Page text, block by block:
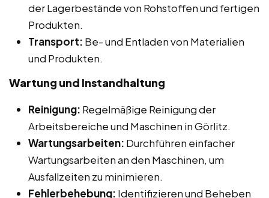
der Lagerbestände von Rohstoffen und fertigen
Produkten.
Transport: Be- und Entladen von Materialien
und Produkten.
Wartung und Instandhaltung
Reinigung: Regelmäßige Reinigung der
Arbeitsbereiche und Maschinen in Görlitz.
Wartungsarbeiten: Durchführen einfacher
Wartungsarbeiten an den Maschinen, um
Ausfallzeiten zu minimieren.
Fehlerbehebung: Identifizieren und Beheben